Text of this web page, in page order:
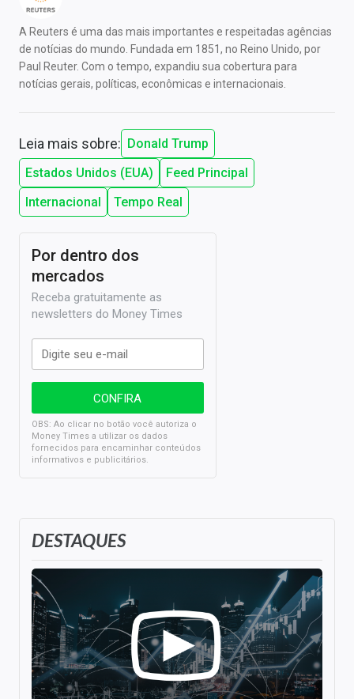
A Reuters é uma das mais importantes e respeitadas agências
de notícias do mundo. Fundada em 1851, no Reino Unido, por
Paul Reuter. Com o tempo, expandiu sua cobertura para
notícias gerais, políticas, econômicas e internacionais.
Leia mais sobre: Donald Trump
Estados Unidos (EUA)
Feed Principal
Internacional
Tempo Real
DESTAQUES
Por dentro dos
mercados
Receba gratuitamente as
newsletters do Money Times
OBS: Ao clicar no botão você autoriza o
Money Times a utilizar os dados
fornecidos para encaminhar conteúdos
informativos e publicitários.